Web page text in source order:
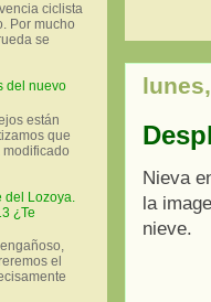
Nieva
la
nieve.
ciclista
Por mucho
se
del nuevo
están
que
Lozoya.
¿Te
el